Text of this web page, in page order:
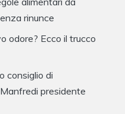
rinunce
odore? Ecco il trucco
consiglio di
presidente